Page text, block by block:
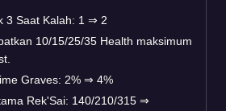
3 Saat Kalah: 1 ⇒ 2
10/15/25/35 Health maksimum
Graves: 2% ⇒ 4%
Rek'Sai: 140/210/315 ⇒